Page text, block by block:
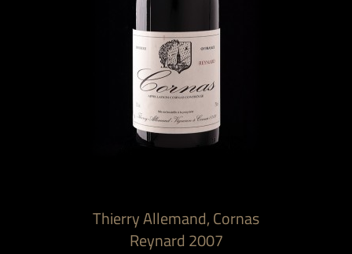
Thierry Allemand, Cornas
Reynard 2007